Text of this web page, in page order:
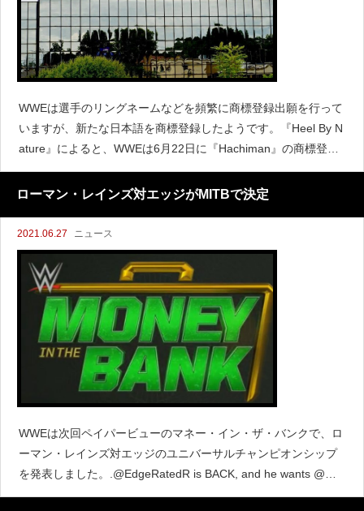
WWEは選手のリングネームなどを頻繁に商標登録出願を行って
いますが、新たな日本語を商標登録したようです。『Heel By N
ature』によると、WWEは6月22日に『Hachiman』の商標登録
をアメリカ特許商標庁に申請し、6月25日に商標データベースに
登録されたと伝えています。日
ローマン・レインズ対エッジがMITBで決定
2021.06.27 ニュース
WWEは次回ペイパービューのマネー・イン・ザ・バンクで、ロ
ーマン・レインズ対エッジのユニバーサルチャンピオンシップ
を発表しました。.@EdgeRatedR is BACK, and he wants @W
WERomanReigns' #UniversalTitle at #MITB, LIV